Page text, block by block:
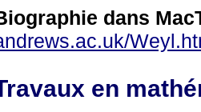
dans
en